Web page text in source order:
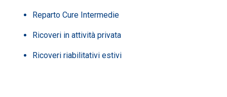
Reparto Cure Intermedie
Ricoveri in attività privata
Ricoveri riabilitativi estivi